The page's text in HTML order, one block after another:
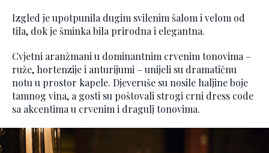
Izgled je upotpunila dugim svilenim šalom i velom od
tila, dok je šminka bila prirodna i elegantna.
Cvjetni aranžmani u dominantnim crvenim tonovima –
ruže, hortenzije i anturijumi – unijeli su dramatičnu
notu u prostor kapele. Djeveruše su nosile haljine boje
tamnog vina, a gosti su poštovali strogi crni dress code
sa akcentima u crvenim i dragulj tonovima.